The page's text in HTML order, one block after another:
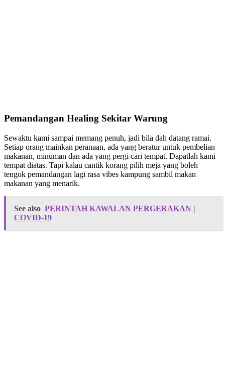
Pemandangan Healing Sekitar Warung
Sewaktu kami sampai memang penuh, jadi bila dah datang ramai.
Setiap orang mainkan peranaan, ada yang beratur untuk pembelian
makanan, minuman dan ada yang pergi cari tempat. Dapatlah kami
tempat diatas. Tapi kalau cantik korang pilih meja yang boleh
tengok pemandangan lagi rasa vibes kampung sambil makan
makanan yang menarik.
See also PERINTAH KAWALAN PERGERAKAN |
COVID-19